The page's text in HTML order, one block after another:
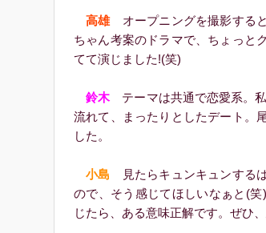
高雄オープニングを撮影する
ちゃん考案のドラマで、ちょっと
てて演じました!(笑)
鈴木テーマは共通で恋愛系。私
流れて、まったりとしたデート。
した。
小島 見たらキュンキュンする
ので、そう感じてほしいなぁと(
じたら、ある意味正解です。ぜひ